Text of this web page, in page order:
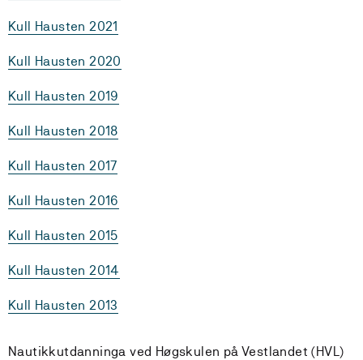
Kull Hausten 2021
Kull Hausten 2020
Kull Hausten 2019
Kull Hausten 2018
Kull Hausten 2017
Kull Hausten 2016
Kull Hausten 2015
Kull Hausten 2014
Kull Hausten 2013
Nautikkutdanninga ved Høgskulen på Vestlandet (HVL)